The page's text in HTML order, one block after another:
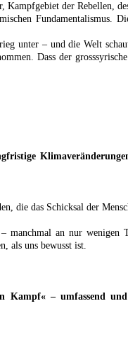
der Rebellen,
unter – und die Welt
Dass der
die das Schicksal der
an nur
als uns bewusst ist.
Kampf« – umfassend